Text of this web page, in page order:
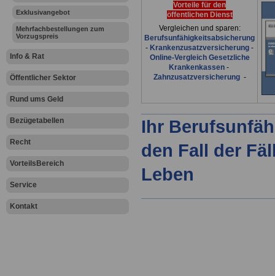
Exklusivangebot
Mehrfachbestellungen zum
Vorzugspreis
Info & Rat
Öffentlicher Sektor
Rund ums Geld
Bezügetabellen
Recht
VorteilsBereich
Service
Kontakt
Vorteile für den
öffentlichen Dienst
Vergleichen und sparen:
Berufsunfähigkeitsabsicherung
- Krankenzusatzversicherung -
Online-Vergleich Gesetzliche
Krankenkassen-
Zahnzusatzversicherung-
Ihr
den Fall der
Leben